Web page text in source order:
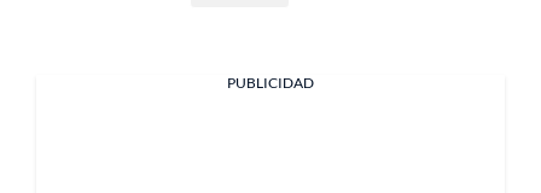
PUBLICIDAD